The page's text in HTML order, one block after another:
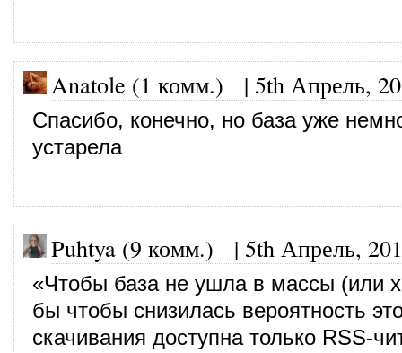
Anatole (1 комм.) | 5th Апрель,
Спасибо, конечно, но база уже
устарела
Puhtya (9 комм.) | 5th Апрель,
«Чтобы база не ушла в массы (или
бы чтобы снизилась вероятность
скачивания доступна только RSS-